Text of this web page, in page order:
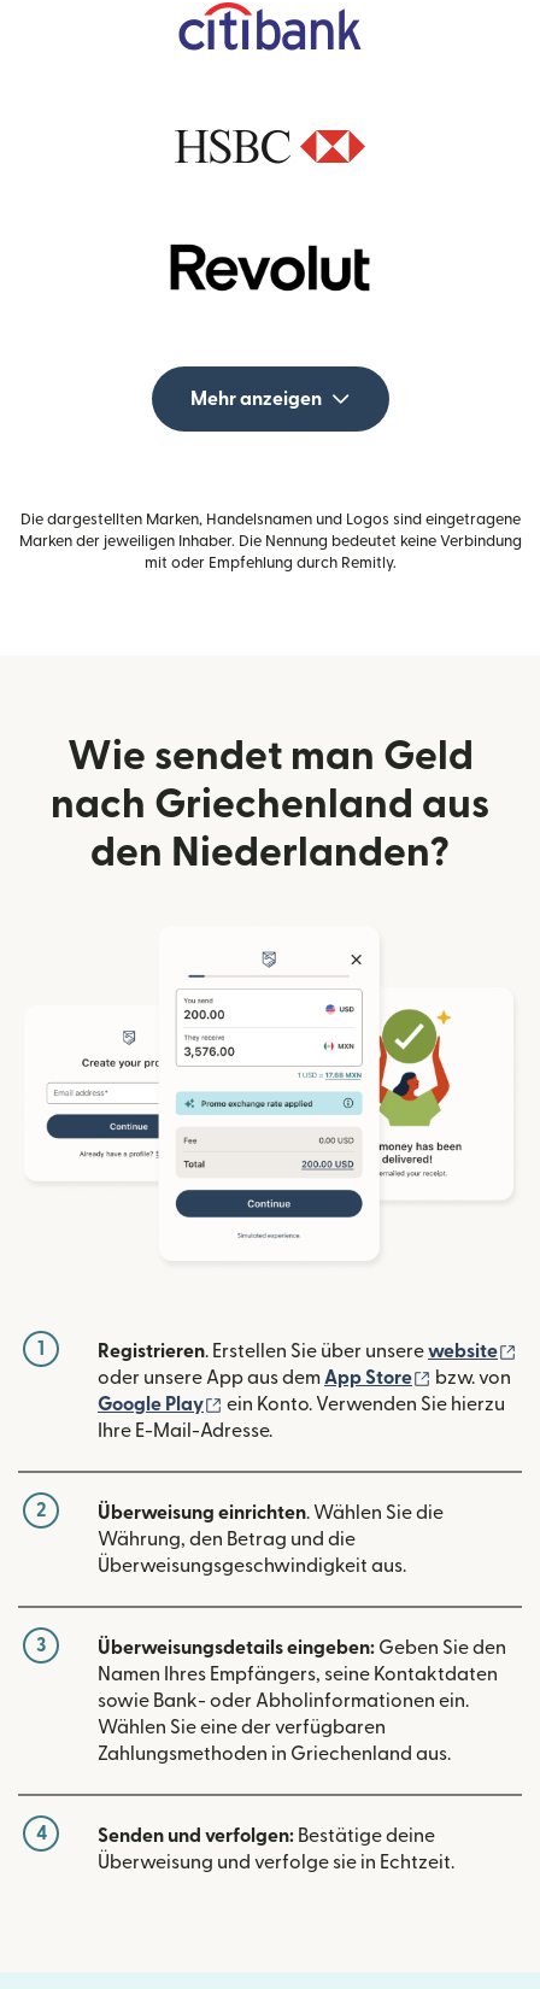
Mehr anzeigen
Die dargestellten Marken, Handelsnamen und Logos sind eingetragene
Marken der jeweiligen Inhaber. Die Nennung bedeutet keine Verbindung
mit oder Empfehlung durch Remitly.
Wie sendet man Geld
nach Griechenland aus
den Niederlanden?
1 Registrieren. Erstellen Sie über unserewebsite
oder unsere App aus dem App Store (wird in
bzw. von
Google Play
(wird in einem neuen Fenster
ein Konto. Verwenden Sie hierzu
Ihre E-Mail-Adresse.
2 Überweisung einrichten. Wählen Sie die
Währung, den Betrag und die
Überweisungsgeschwindigkeit aus.
3 Überweisungsdetails eingeben: Geben Sie den
Namen Ihres Empfängers, seine Kontaktdaten
sowie Bank- oder Abholinformationen ein.
Wählen Sie eine der verfügbaren
Zahlungsmethoden in Griechenland aus.
4 Senden und verfolgen: Bestätige deine
Überweisung und verfolge sie in Echtzeit.